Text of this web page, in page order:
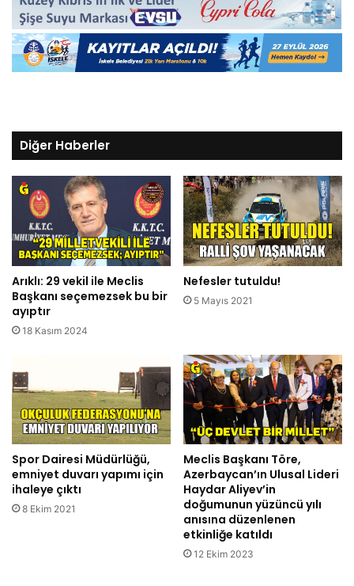
Diğer Haberler
Arıklı: 29 vekil ile Meclis
Başkanı seçemezsek bu bir
ayıptır
18 Kasım 2024
Nefesler tutuldu!
5 Mayıs 2021
Spor Dairesi Müdürlüğü,
emniyet duvarı yapımı için
ihaleye çıktı
8 Ekim 2021
Meclis Başkanı Töre,
Azerbaycan’ın Ulusal Lideri
Haydar Aliyev’in
doğumunun yüzüncü yılı
anısına düzenlenen
etkinliğe katıldı
12 Ekim 2023